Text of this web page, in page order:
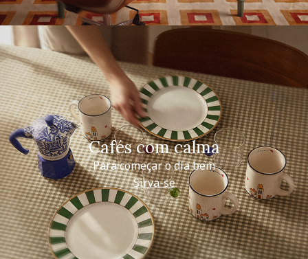
Cafés com calma
Para começar o dia bem
Sirva-se